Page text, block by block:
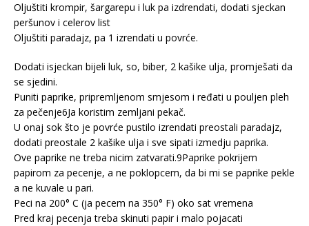
Oljuštiti krompir, šargarepu i luk pa izdrendati, dodati sjeckan
peršunov i celerov list
Oljuštiti paradajz, pa 1 izrendati u povrće.
Dodati isjeckan bijeli luk, so, biber, 2 kašike ulja, promješati da
se sjedini.
Puniti paprike, pripremljenom smjesom i ređati u pouljen pleh
za pečenje6Ja koristim zemljani pekač.
U onaj sok što je povrće pustilo izrendati preostali paradajz,
dodati preostale 2 kašike ulja i sve sipati izmedju paprika.
Ove paprike ne treba nicim zatvarati.9Paprike pokrijem
papirom za pecenje, a ne poklopcem, da bi mi se paprike pekle
a ne kuvale u pari.
Peci na 200° C (ja pecem na 350° F) oko sat vremena
Pred kraj pecenja treba skinuti papir i malo pojacati